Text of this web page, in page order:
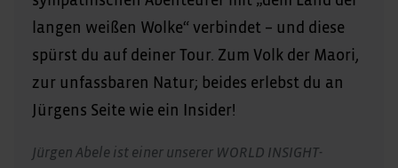
langen weißen Wolke“ verbindet – und diese
spürst du auf deiner Tour. Zum Volk der Maori,
zur unfassbaren Natur; beides erlebst du an
Jürgens Seite wie ein Insider!
Jürgen Abele ist einer unserer WORLD INSIGHT-